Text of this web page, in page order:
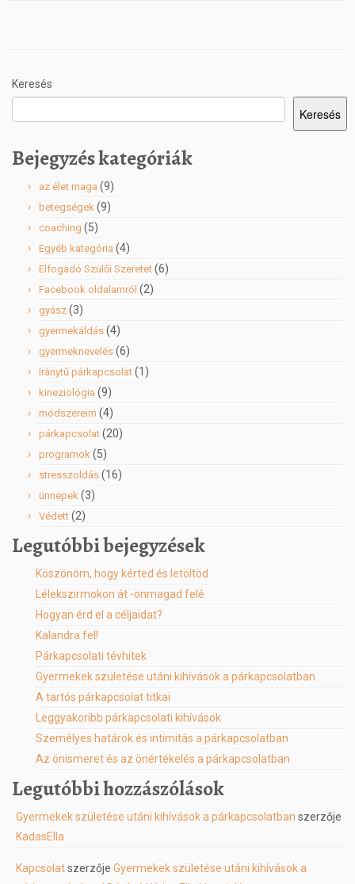
Keresés
Keresés
Bejegyzés kategóriák
az élet maga (9)
betegségek (9)
coaching (5)
Egyéb kategória (4)
Elfogadó Szülői Szeretet (6)
Facebook oldalamról (2)
gyász (3)
gyermekáldás (4)
gyermeknevelés (6)
Iránytű párkapcsolat (1)
kineziológia (9)
módszereim (4)
párkapcsolat (20)
programok (5)
stresszoldás (16)
ünnepek (3)
Védett (2)
Legutóbbi bejegyzések
Köszönöm, hogy kérted és letöltöd
Lélekszirmokon át -önmagad felé
Hogyan érd el a céljaidat?
Kalandra fel!
Párkapcsolati tévhitek
Gyermekek születése utáni kihívások a párkapcsolatban
A tartós párkapcsolat titkai
Leggyakoribb párkapcsolati kihívások
Személyes határok és intimitás a párkapcsolatban
Az önismeret és az önértékelés a párkapcsolatban
Legutóbbi hozzászólások
Gyermekek születése utáni kihívások a párkapcsolatban szerzője
KadasElla
Kapcsolatszerzője Gyermekek születése utáni kihívások a